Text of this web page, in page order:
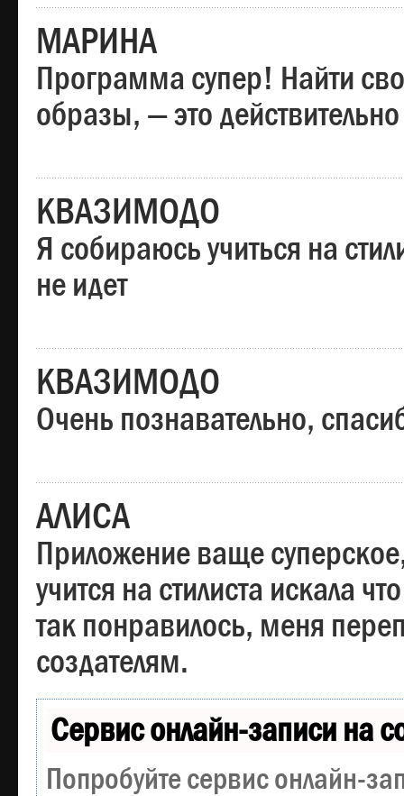
МАРИНА
Программа супер! Найти
образы, — это
КВАЗИМОДО
Я собираюсь учиться на
не идет
КВАЗИМОДО
Очень познавательно,
АЛИСА
Приложение ваще
учится на стилиста искала
так понравилось, меня
создателям.
Сервис онлайн-записи на
Попробуйте сервис онлайн-